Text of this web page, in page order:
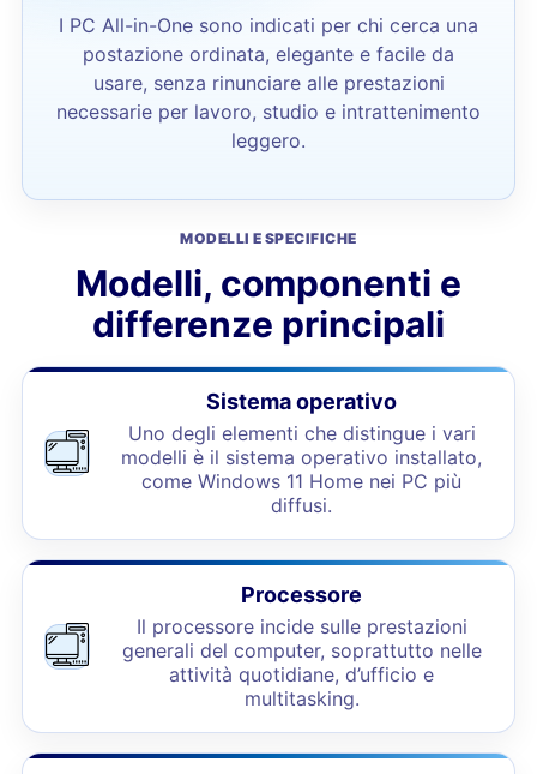
I PC All-in-One sono indicati per chi cerca una
postazione ordinata, elegante e facile da
usare, senza rinunciare alle prestazioni
necessarie per lavoro, studio e intrattenimento
leggero.
MODELLI E SPECIFICHE
Modelli, componenti e
differenze principali
Sistema operativo
Uno degli elementi che distingue i vari
modelli è il sistema operativo installato,
come Windows 11 Home nei PC più
diffusi.
Processore
Il processore incide sulle prestazioni
generali del computer, soprattutto nelle
attività quotidiane, d’ufficio e
multitasking.